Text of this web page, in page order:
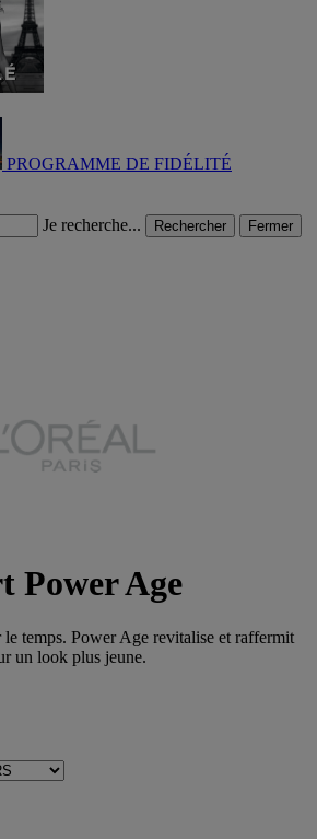
PROGRAMME DE FIDÉLITÉ
Je recherche... Rechercher
Fermer
Power Age
temps. Power Age revitalise et raffermit
un look plus jeune.